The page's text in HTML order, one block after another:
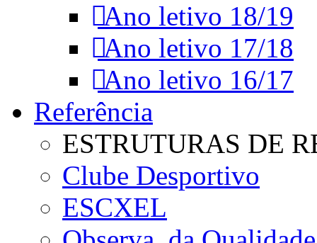
Ano letivo 18/19
Ano letivo 17/18
Ano letivo 16/17
Referência
ESTRUTURAS DE
Clube Desportivo
ESCXEL